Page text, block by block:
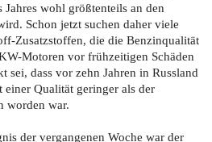
wohl größtenteils an den
Schon jetzt suchen daher viele
Zusatzstoffen, die die Benzinqualität
Motoren vor frühzeitigen Schäden
sei, dass vor zehn Jahren in Russland
Qualität geringer als der
worden war.
der vergangenen Woche war der